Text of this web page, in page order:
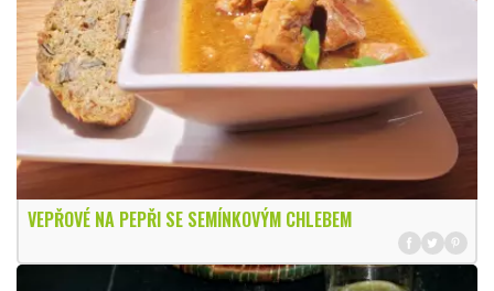
VEPŘOVÉ NA PEPŘI SE SEMÍNKOVÝM CHLEBEM